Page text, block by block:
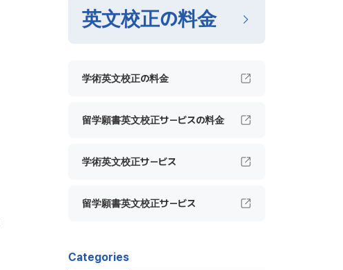
英文校正の料金
学術英文校正の料金
留学願書英文校正サービスの料金
学術英文校正サービス
留学願書英文校正サービス
Categories